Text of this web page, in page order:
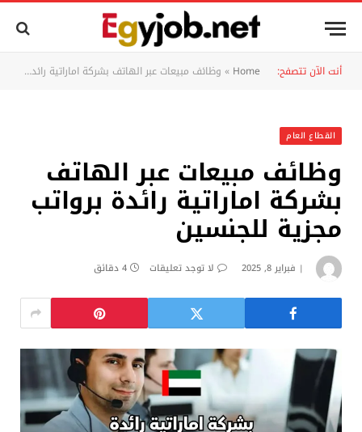
أنت الآن تتصفح: Home
» وظائف مبيعات عبر الهاتف بشركة اماراتية رائدة برواتب مجزية للجنسين
القطاع العام
وظائف مبيعات عبر الهاتف
بشركة اماراتية رائدة برواتب
مجزية للجنسين
فبراير 8, 2025 لا توجد تعليقات 4 دقائق